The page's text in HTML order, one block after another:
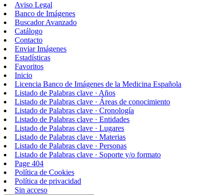
Aviso Legal
Banco de Imágenes
Buscador Avanzado
Catálogo
Contacto
Enviar Imágenes
Estadísticas
Favoritos
Inicio
Licencia Banco de Imágenes de la Medicina Española
Listado de Palabras clave · Años
Listado de Palabras clave · Áreas de conocimiento
Listado de Palabras clave · Cronología
Listado de Palabras clave · Entidades
Listado de Palabras clave · Lugares
Listado de Palabras clave · Materias
Listado de Palabras clave · Personas
Listado de Palabras clave · Soporte y/o formato
Page 404
Política de Cookies
Política de privacidad
Sin acceso